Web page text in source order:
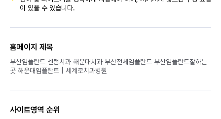
이 있을 수 있습니다.
홈페이지 제목
부산임플란트 센텀치과 해운대치과 부산전체임플란트 부산임플란트잘하는
곳 해운대임플란트 | 세계로치과병원
사이트영역 순위